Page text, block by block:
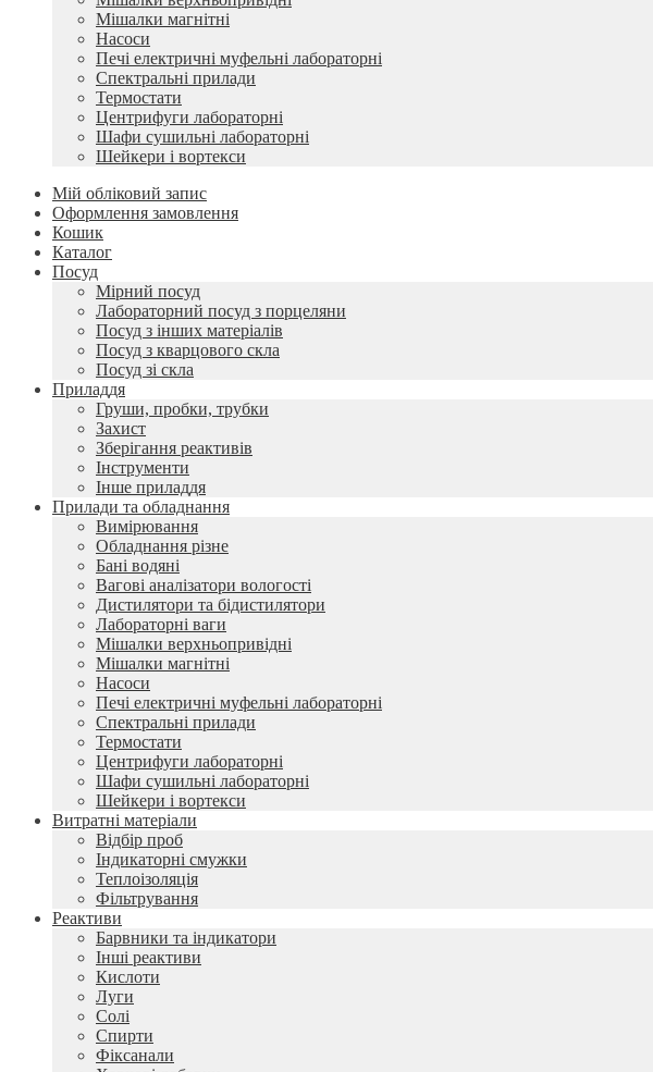
Мішалки магнітні
Насоси
Печі електричні муфельні лабораторні
Спектральні прилади
Термостати
Центрифуги лабораторні
Шафи сушильні лабораторні
Шейкери і вортекси
Мій обліковий запис
Оформлення замовлення
Кошик
Каталог
Посуд
Мірний посуд
Лабораторний посуд з порцеляни
Посуд з інших матеріалів
Посуд з кварцового скла
Посуд зі скла
Приладдя
Груши, пробки, трубки
Захист
Зберігання реактивів
Інструменти
Інше приладдя
Прилади та обладнання
Вимірювання
Обладнання різне
Бані водяні
Вагові аналізатори вологості
Дистилятори та бідистилятори
Лабораторні ваги
Мішалки верхньопривідні
Мішалки магнітні
Насоси
Печі електричні муфельні лабораторні
Спектральні прилади
Термостати
Центрифуги лабораторні
Шафи сушильні лабораторні
Шейкери і вортекси
Витратні матеріали
Відбір проб
Індикаторні смужки
Теплоізоляція
Фільтрування
Реактиви
Барвники та індикатори
Інші реактиви
Кислоти
Луги
Солі
Спирти
Фіксанали